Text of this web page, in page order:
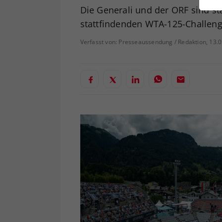
Die Generali und der ORF sind
stattfindenden WTA-125-
Verfasst von: Presseaussendung / Redaktion,